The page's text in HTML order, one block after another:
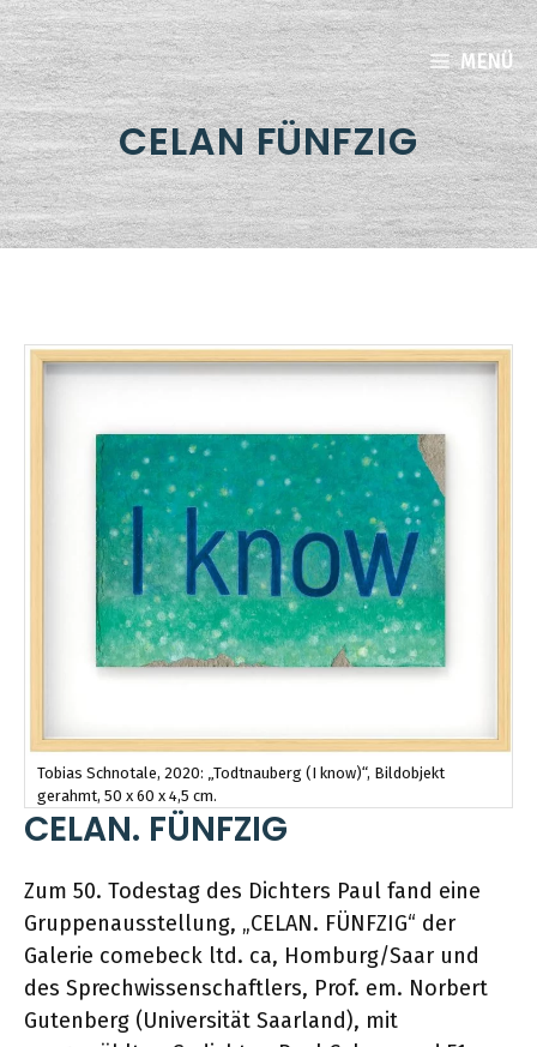
Zum
Inhalt
springen
MENÜ
CELAN FÜNFZIG
Tobias Schnotale, 2020: „Todtnauberg (I know)“, Bildobjekt
gerahmt, 50 x 60 x 4,5 cm.
CELAN. FÜNFZIG
Zum 50. Todestag des Dichters Paul fand eine
Gruppenausstellung, „CELAN. FÜNFZIG“ der
Galerie comebeck ltd. ca, Homburg/Saar und
des Sprechwissenschaftlers, Prof. em. Norbert
Gutenberg (Universität Saarland), mit